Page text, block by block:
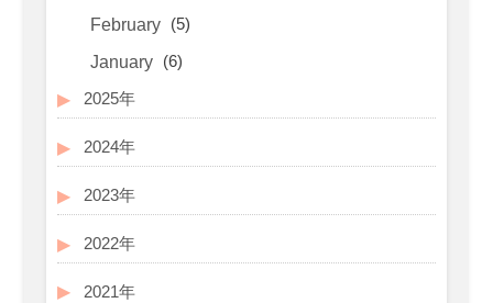
February (5)
January (6)
2025年
2024年
2023年
2022年
2021年